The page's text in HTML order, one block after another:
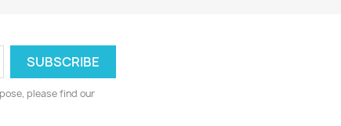
please find our